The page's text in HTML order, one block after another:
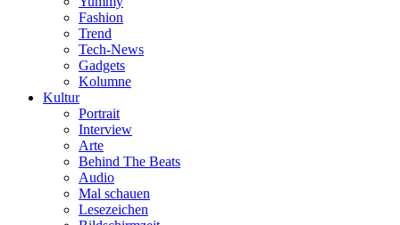
Fashion
Trend
Tech-News
Gadgets
Kolumne
Kultur
Portrait
Interview
Arte
Behind The Beats
Audio
Mal schauen
Lesezeichen